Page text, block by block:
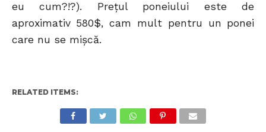
eu cum?!?). Preţul poneiului este de
aproximativ 580$, cam mult pentru un ponei
care nu se mişcă.
RELATED ITEMS: